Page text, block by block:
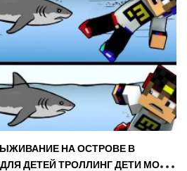
НА ОСТРОВЕ В
ДЕТЕЙ ТРОЛЛИНГ ДЕТИ МОДЫ